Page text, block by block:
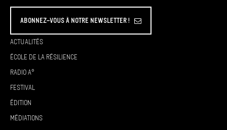
Abonnez-vous à Notre Newsletter !
Actualités
École de la résilience
Radio A°
Festival
Édition
Médiations